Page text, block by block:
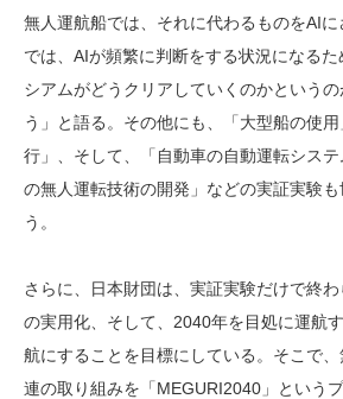
無人運航船では、それに代わるものをAI
では、AIが頻繁に判断をする状況になる
シアムがどうクリアしていくのかという
う」と語る。その他にも、「大型船の使
行」、そして、「自動車の自動運転シス
の無人運転技術の開発」などの実証実験
う。
さらに、日本財団は、実証実験だけで終
の実用化、そして、2040年を目処に運航
航にすることを目標にしている。そこで
連の取り組みを「MEGURI2040」という